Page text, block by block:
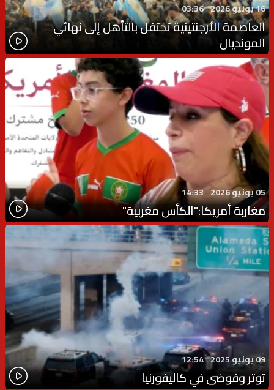
16 يونيو 2026 03:36
العاصمة الأرجنتينية تحتفل بالتأهل إلى نهائي
المونديال
05 يونيو 2026 14:33
مغاربة أمريكا:"الكأس مغربية"
09 يونيو 2025 12:54
توتر وفوضى في كاليفورنيا